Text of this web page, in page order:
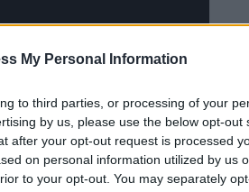
My Personal Information
to third parties, or processing of your
by us, please use the below opt-out
after your opt-out request is processed
on personal information utilized by us
to your opt-out. You may separately